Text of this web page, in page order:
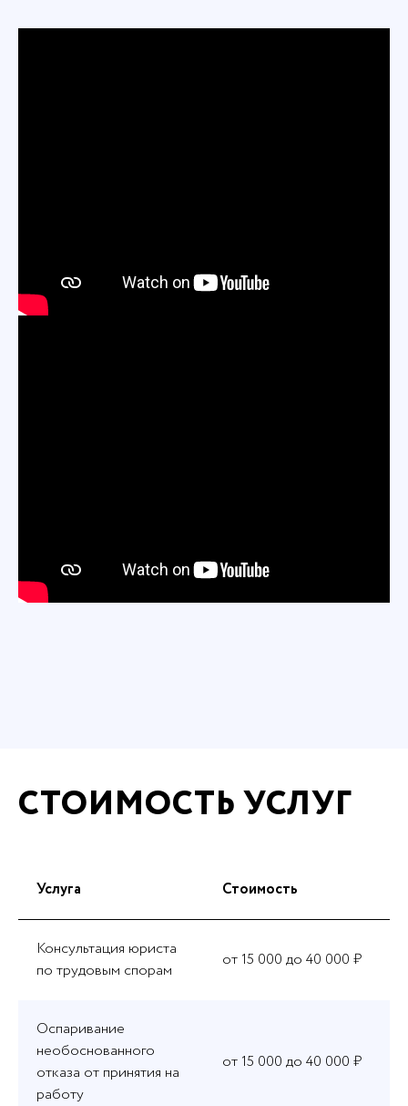
СТОИМОСТЬ УСЛУГ
Услуга Стоимость
Консультация юриста
по трудовым спорам
от 15 000 до 40 000 ₽
Оспаривание
необоснованного
отказа от принятия на
работу
от 15 000 до 40 000 ₽